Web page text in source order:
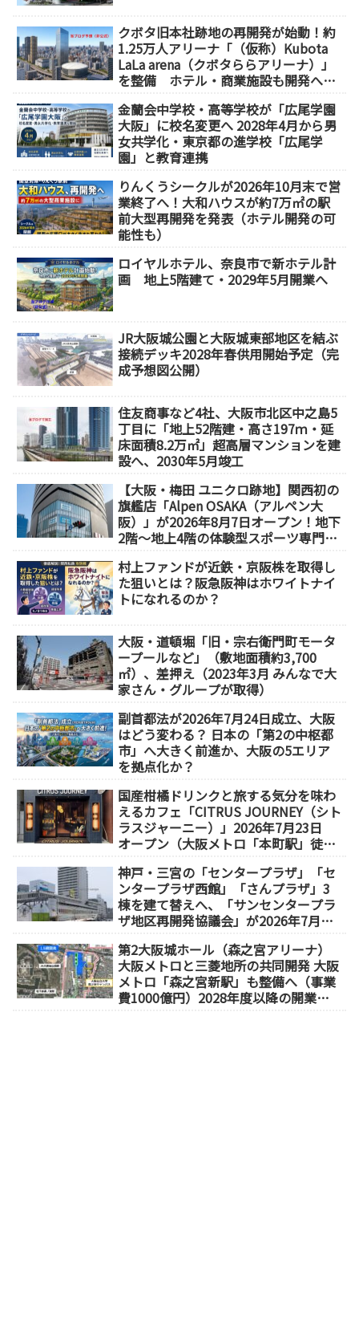
クボタ旧本社跡地の再開発が始動！約
1.25万人アリーナ「（仮称）Kubota
LaLa arena（クボタららアリーナ）」
を整備 ホテル・商業施設も開発へ
金蘭会中学校・高等学校が「広尾学園
大阪」に校名変更へ 2028年4月から男
女共学化・東京都の進学校「広尾学
園」と教育連携
りんくうシークルが2026年10月末で営
業終了へ！大和ハウスが約7万㎡の駅
前大型再開発を発表（ホテル開発の可
能性も）
ロイヤルホテル、奈良市で新ホテル計
画 地上5階建て・2029年5月開業へ
JR大阪城公園と大阪城東部地区を結ぶ
接続デッキ2028年春供用開始予定（完
成予想図公開）
住友商事など4社、大阪市北区中之島5
丁目に「地上52階建・高さ197ｍ・延
床面積8.2万㎡」超高層マンションを建
設へ、2030年5月竣工
【大阪・梅田 ユニクロ跡地】関西初の
旗艦店「Alpen OSAKA（アルペン大
阪）」が2026年8月7日オープン！地下
2階～地上4階の体験型スポーツ専門店
村上ファンドが近鉄・京阪株を取得し
た狙いとは？阪急阪神はホワイトナイ
トになれるのか？
大阪・道頓堀「旧・宗右衛門町モータ
ープールなど」（敷地面積約3,700
㎡）、差押え（2023年3月 みんなで大
家さん・グループが取得）
副首都法が2026年7月24日成立、大阪
はどう変わる？ 日本の「第2の中枢都
市」へ大きく前進か、大阪の5エリア
を拠点化か？
国産柑橘ドリンクと旅する気分を味わ
えるカフェ「CITRUS JOURNEY（シト
ラスジャーニー）」2026年7月23日
オープン（大阪メトロ「本町駅」徒歩
神戸・三宮の「センタープラザ」「セ
ンタープラザ西館」「さんプラザ」3
棟を建て替えへ、「サンセンタープラ
ザ地区再開発協議会」が2026年7月発
第2大阪城ホール（森之宮アリーナ）
大阪メトロと三菱地所の共同開発 大阪
メトロ「森之宮新駅」も整備へ（事業
費1000億円）2028年度以降の開業